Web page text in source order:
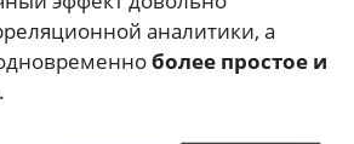
аналитики, а
более простое и
.